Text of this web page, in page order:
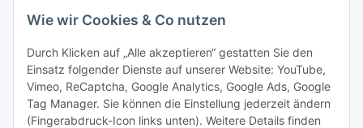
Wie wir Cookies & Co nutzen
Durch Klicken auf „Alle akzeptieren“ gestatten Sie den
Einsatz folgender Dienste auf unserer Website: YouTube,
Vimeo, ReCaptcha, Google Analytics, Google Ads, Google
Tag Manager. Sie können die Einstellung jederzeit ändern
(Fingerabdruck-Icon links unten). Weitere Details finden